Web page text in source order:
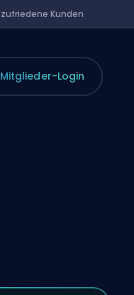
zufriedene Kunden
Mitglieder-Login